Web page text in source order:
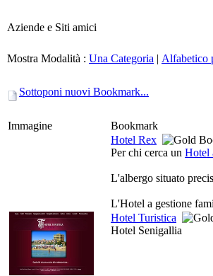
Aziende e Siti amici
Mostra Modalità : Una Categoria | Alfabetico
Sottoponi nuovi Bookmark...
Immagine
Bookmark
Hotel Rex
Per chi cerca un Hotel
L'albergo situato
L'Hotel a gestione
Hotel Turistica
Hotel Senigallia